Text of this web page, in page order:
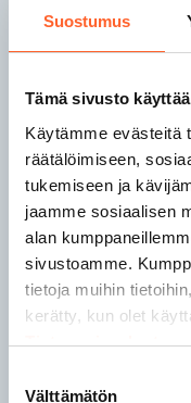
Suostumus
Tämä sivusto
Käytämme evästeitä
räätälöimiseen,
tukemiseen ja
jaamme sosiaalisen
alan
sivustoamme.
tietoja muihin
kerätty, kun olet
Tietosuojaseloste
Välttämätön